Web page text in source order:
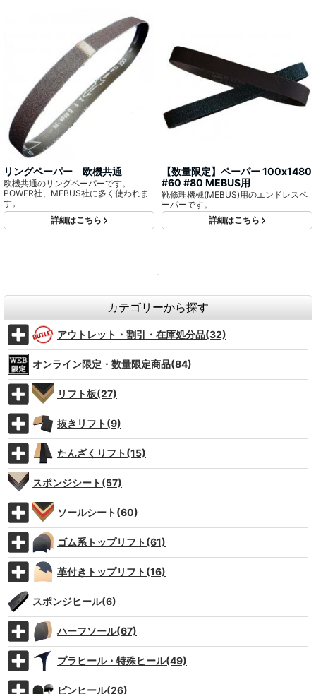
リングペーパー 欧機共通
欧機共通のリングペーパーです。
POWER社、MEBUS社に多く使われま
す。
詳細はこちら
【数量限定】ペーパー 100x1480
#60 #80 MEBUS用
靴修理機械(MEBUS)用のエンドレスペ
ーパーです。
詳細はこちら
カテゴリーから探す
アウトレット・割引・在庫処分品(32)
オンライン限定・数量限定商品(84)
リフト板(27)
抜きリフト(9)
たんざくリフト(15)
スポンジシート(57)
ソールシート(60)
ゴム系トップリフト(61)
革付きトップリフト(16)
スポンジヒール(6)
ハーフソール(67)
プラヒール・特殊ヒール(49)
ピンヒール(26)